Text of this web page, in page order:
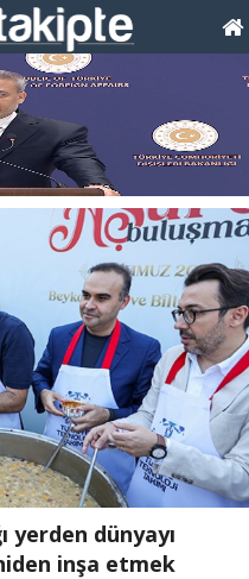
yerden dünyayı
inşa etmek